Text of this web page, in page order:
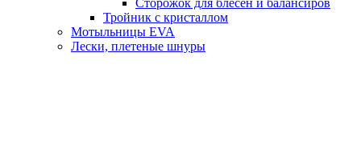
Сторожок для блесен и балансиров
Тройник с кристаллом
Мотыльницы EVA
Лески, плетеные шнуры